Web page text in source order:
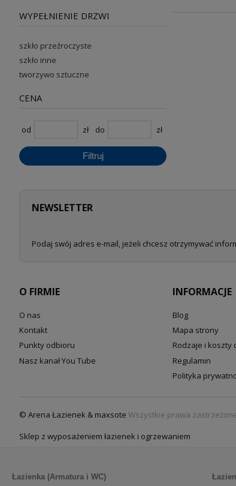
WYPEŁNIENIE DRZWI
szkło przeźroczyste
szkło inne
tworzywo sztuczne
CENA
od zł do zł
Filtruj
NEWSLETTER
Podaj swój adres e-mail, jeżeli chcesz otrzymywać
O FIRMIE
O nas
Kontakt
Punkty odbioru
Nasz kanał You Tube
INFORMACJE
Blog
Mapa strony
Rodzaje i koszty
Regulamin
Polityka
© Arena Łazienek & maxsote Wszystkie prawa
Sklep z wyposażeniem łazienek i ogrzewaniem
Łazienka (Armatura i WC)